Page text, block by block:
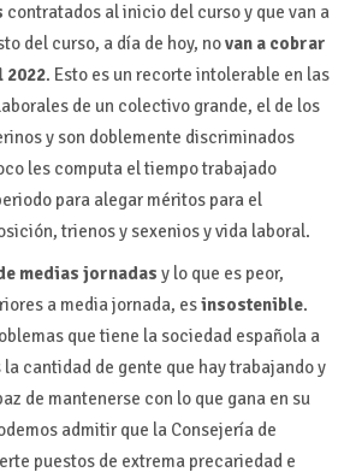
contratados al inicio del curso y que van a
del curso, a día de hoy, novan a cobrar
2022. Esto es un recorte intolerable en las
de un colectivo grande, el de los
y son doblemente discriminados
les computa el tiempo trabajado
para alegar méritos para el
trienos y sexenios y vida laboral.
medias jornadas y lo que es peor,
a media jornada, esinsostenible.
que tiene la sociedad española a
la cantidad de gente que hay trabajando y
de mantenerse con lo que gana en su
admitir que la Consejería de
puestos de extrema precariedad e